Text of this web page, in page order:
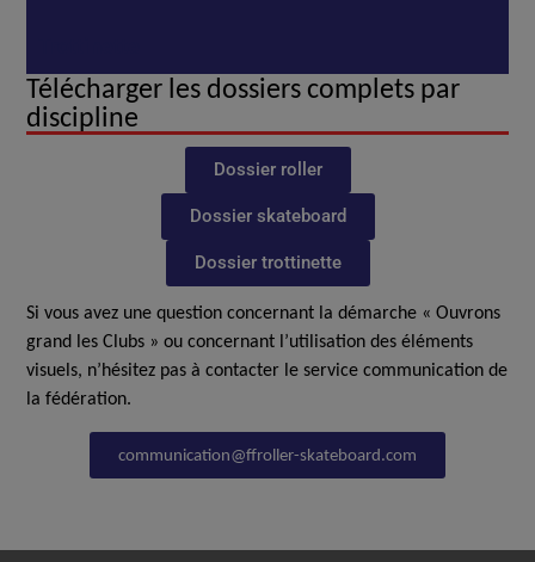
Télécharger les dossiers complets par
discipline
Dossier roller
Dossier skateboard
Dossier trottinette
Si vous avez une question concernant la démarche « Ouvrons
grand les Clubs » ou concernant l’utilisation des éléments
visuels, n’hésitez pas à contacter le service communication de
la fédération.
communication@ffroller-skateboard.com